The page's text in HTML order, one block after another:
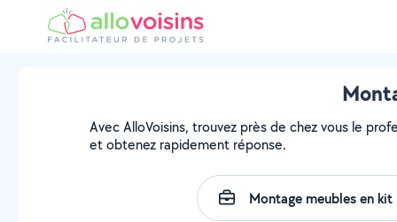
Avec AlloVoisins, trouvez près de chez vous le
et obtenez rapidement réponse.